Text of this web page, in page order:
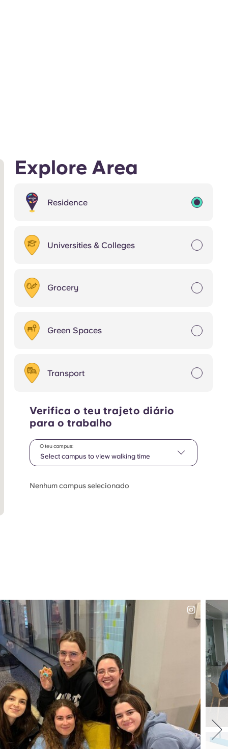
Explore Area
Residence
Universities & Colleges
Grocery
Green Spaces
Transport
Verifica o teu trajeto diário
para o trabalho
Select campus to view walking time
O teu campus:
Nenhum campus selecionado